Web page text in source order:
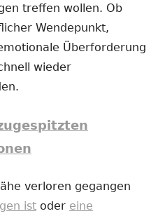
treffen wollen. Ob
Wendepunkt,
Überforderung
wieder
verloren gegangen
ist oder eine